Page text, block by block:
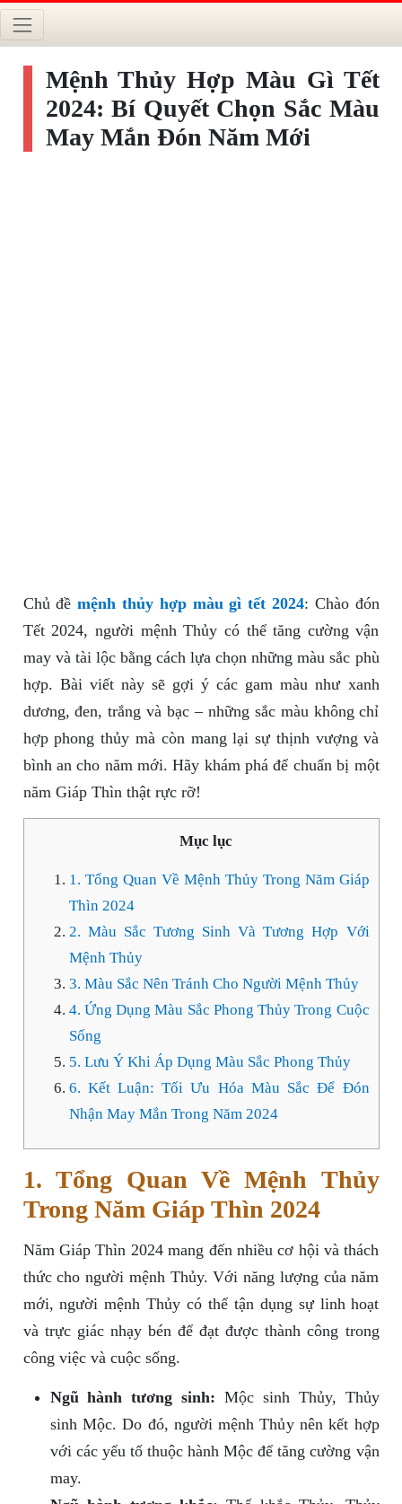
Mệnh Thủy Hợp Màu Gì Tết
2024: Bí Quyết Chọn Sắc Màu
May Mắn Đón Năm Mới
Chủ đềmệnh thủy hợp màu gì tết 2024: Chào đón
Tết 2024, người mệnh Thủy có thể tăng cường vận
may và tài lộc bằng cách lựa chọn những màu sắc phù
hợp. Bài viết này sẽ gợi ý các gam màu như xanh
dương, đen, trắng và bạc – những sắc màu không chỉ
hợp phong thủy mà còn mang lại sự thịnh vượng và
bình an cho năm mới. Hãy khám phá để chuẩn bị một
năm Giáp Thìn thật rực rỡ!
Mục lục
1. Tổng Quan Về Mệnh Thủy Trong Năm Giáp
Thìn 2024
2. Màu Sắc Tương Sinh Và Tương Hợp Với
Mệnh Thủy
3. Màu Sắc Nên Tránh Cho Người Mệnh Thủy
4. Ứng Dụng Màu Sắc Phong Thủy Trong Cuộc
Sống
5. Lưu Ý Khi Áp Dụng Màu Sắc Phong Thủy
6. Kết Luận: Tối Ưu Hóa Màu Sắc Để Đón
Nhận May Mắn Trong Năm 2024
1. Tổng Quan Về Mệnh Thủy
Trong Năm Giáp Thìn 2024
Năm Giáp Thìn 2024 mang đến nhiều cơ hội và thách
thức cho người mệnh Thủy. Với năng lượng của năm
mới, người mệnh Thủy có thể tận dụng sự linh hoạt
và trực giác nhạy bén để đạt được thành công trong
công việc và cuộc sống.
Ngũ hành tương sinh: Mộc sinh Thủy, Thủy
sinh Mộc. Do đó, người mệnh Thủy nên kết hợp
với các yếu tố thuộc hành Mộc để tăng cường vận
may.